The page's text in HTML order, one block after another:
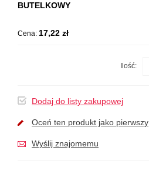
BUTELKOWY
Cena: 17,22 zł
Ilość:
Dodaj do listy zakupowej
Oceń ten produkt jako pierwszy
Wyślij znajomemu